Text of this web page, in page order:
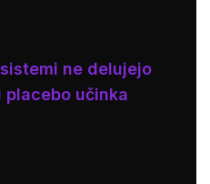
sistemi ne delujejo
placebo učinka